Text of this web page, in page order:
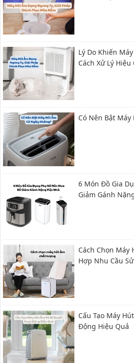
Lý Do Khiến
Cách Xử Lý Hiệu
Có Nên Bật Máy
6 Món Đồ Gia
Giảm Gánh
Cách Chọn Máy
Hợp Nhu Cầu
Cấu Tạo Máy
Động Hiệu Quả